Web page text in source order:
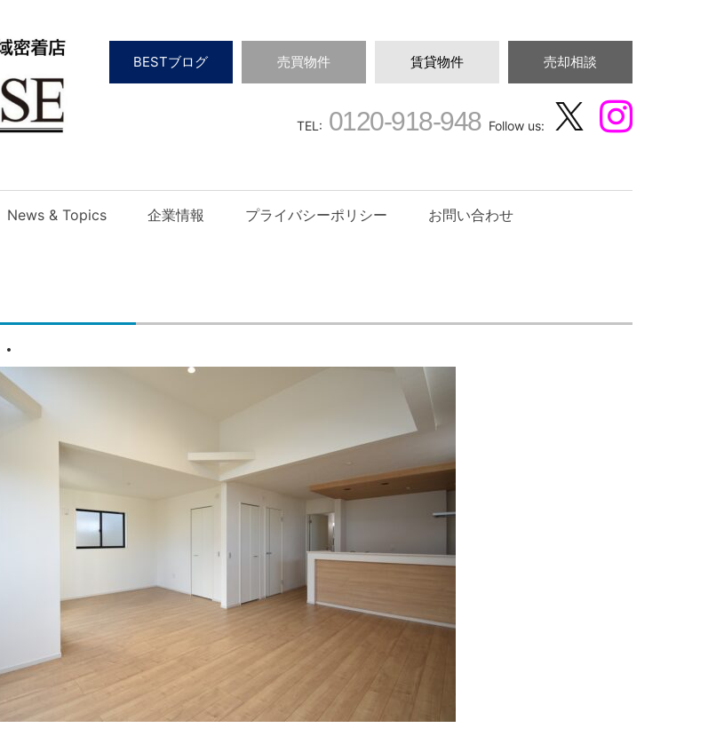
BESTブログ 売買物件 賃貸物件 売却相談
TEL: 0120-918-948Follow us:
News & Topics 企業情報 プライバシーポリシー お問い合わせ